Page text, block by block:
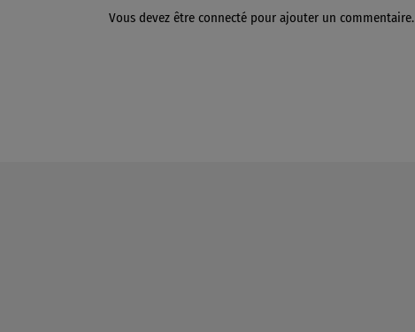
Vous devez être connecté pour ajouter un commentaire.